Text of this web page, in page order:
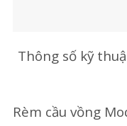
Thông số kỹ
Rèm cầu vồng